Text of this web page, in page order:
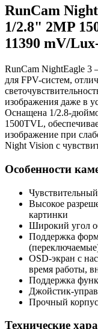
RunCam
1/2.8" 2MP
11390 mV/
RunCam NightEagle 3
для FPV-систем,
изображения даже в
Оснащена 1/2.8-
1500TVL,
изображение при
Night Vision с
Особенности
Высокое
картинки
Широкий угол
Поддержка
OSD-экран с
время работы,
Поддержка
Джойстик-
Прочный
Технические